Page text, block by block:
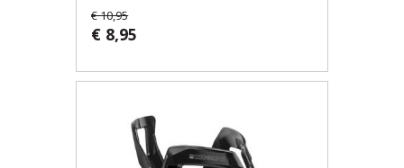
€ 10,95
€ 8,95